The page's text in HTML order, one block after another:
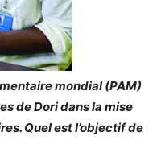
mondial (PAM)
de Dori dans la mise
Quel est l’objectif de